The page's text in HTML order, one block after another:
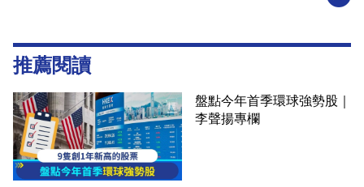
推薦閱讀
盤點今年首季環球強勢股｜
李聲揚專欄